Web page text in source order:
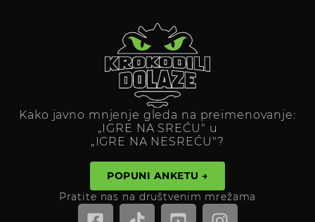
Kako javno mnjenje gleda na preimenovanje:
„IGRE NA SREĆU" u
„IGRE NA NESREĆU"?
POPUNI ANKETU →
Pratite nas na društvenim mrežama